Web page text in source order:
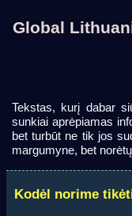
Global
Tekstas, kurį dabar
sunkiai aprėpiamas
bet turbūt ne tik jos
margumyne, bet
Kodėl norime